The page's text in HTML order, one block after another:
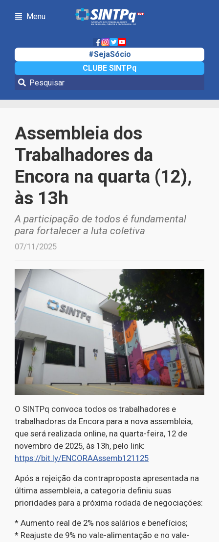
Menu
#SejaSócio
CLUBE SINTPq
Notícias
Assembleia dos
Trabalhadores da
Encora na quarta (12),
às 13h
A participação de todos é fundamental
para fortalecer a luta coletiva
07/11/2025
O SINTPq convoca todos os trabalhadores e
trabalhadoras da Encora para a nova assembleia,
que será realizada online, na quarta-feira, 12 de
novembro de 2025, às 13h, pelo link:
https://bit.ly/ENCORAAssemb121125
Após a rejeição da contraproposta apresentada na
última assembleia, a categoria definiu suas
prioridades para a próxima rodada de negociações:
* Aumento real de 2% nos salários e benefícios;
* Reajuste de 9% no vale-alimentação e no vale-